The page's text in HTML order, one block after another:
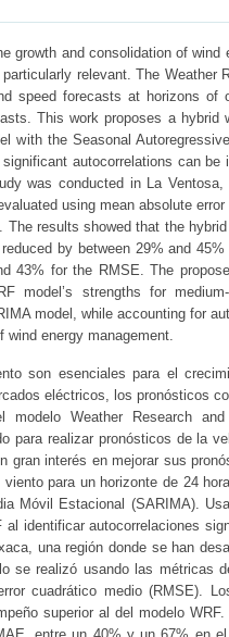
growth and consolidation of
relevant. The Weather
speed forecasts at horizons
This work proposes a hybrid
with the Seasonal
autocorrelations can
was conducted in La
using mean absolute
results showed that the
by between 29% and
43% for the RMSE. The
model’s strengths for
model, while accounting for
wind energy management.
son esenciales para el
eléctricos, los pronósticos
modelo Weather Research
para realizar pronósticos de la
gran interés en mejorar sus
para un horizonte de 24
Móvil Estacional (SARIMA).
identificar autocorrelaciones
una región donde se han
se realizó usando las métricas
cuadrático medio (RMSE).
superior al del modelo